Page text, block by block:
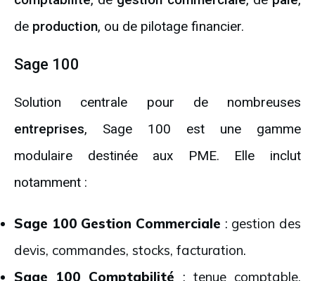
de production, ou de pilotage financier.
Sage 100
Solution centrale pour de nombreuses
entreprises, Sage 100 est une gamme
modulaire destinée aux PME. Elle inclut
notamment :
Sage 100 Gestion Commerciale : gestion des
devis, commandes, stocks, facturation.
Sage 100 Comptabilité : tenue comptable,